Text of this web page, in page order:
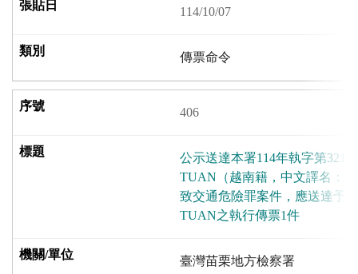
114/10/07
傳票命令
406
公示送達本署114年執字第
TUAN（越南籍，中文譯名：
致交通危險罪案件，應送達予
TUAN之執行傳票1件
臺灣苗栗地方檢察署